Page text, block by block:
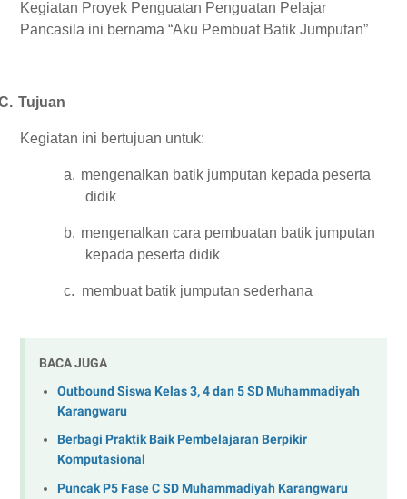
Kegiatan Proyek Penguatan Penguatan Pelajar
Pancasila ini bernama “Aku Pembuat Batik Jumputan”
Tujuan
Kegiatan ini bertujuan untuk:
a. mengenalkan batik jumputan kepada peserta
didik
b. mengenalkan cara pembuatan batik jumputan
kepada peserta didik
c. membuat batik jumputan sederhana
BACA JUGA
Outbound Siswa Kelas 3, 4 dan 5 SD Muhammadiyah
Karangwaru
Berbagi Praktik Baik Pembelajaran Berpikir
Komputasional
Puncak P5 Fase C SD Muhammadiyah Karangwaru